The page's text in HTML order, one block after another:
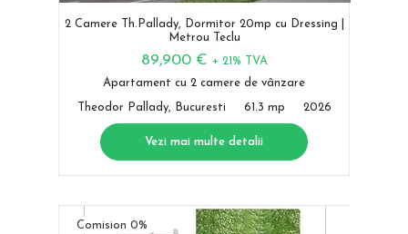
2 Camere Th.Pallady, Dormitor 20mp cu Dressing |
Metrou Teclu
89,900 € + 21% TVA
Apartament cu 2 camere de vânzare
Theodor Pallady, Bucuresti 61.3 mp 2026
Vezi mai multe detalii
Comision 0%